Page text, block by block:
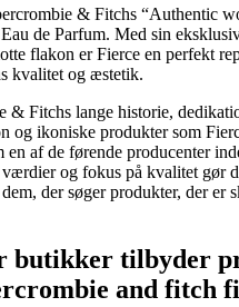
& Fitchs “Authentic
de Parfum. Med sin
flakon er Fierce en perfekt
kvalitet og æstetik.
& Fitchs lange historie,
og ikoniske produkter som
en af de førende producenter
og fokus på kvalitet gør
der søger produkter, der er
butikker tilbyder
and fitch